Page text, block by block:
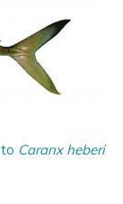
to Caranx heberi